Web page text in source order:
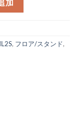
加
, フロア/スタンド,